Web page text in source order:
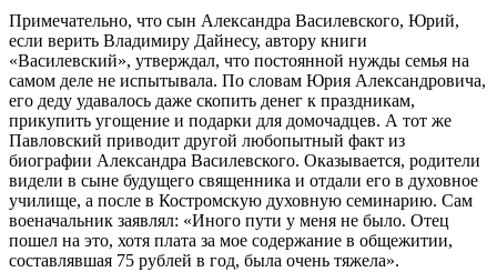
Примечательно, что сын Александра Василевского, Юрий,
если верить Владимиру Дайнесу, автору книги
«Василевский», утверждал, что постоянной нужды семья на
самом деле не испытывала. По словам Юрия Александровича,
его деду удавалось даже скопить денег к праздникам,
прикупить угощение и подарки для домочадцев. А тот же
Павловский приводит другой любопытный факт из
биографии Александра Василевского. Оказывается, родители
видели в сыне будущего священника и отдали его в духовное
училище, а после в Костромскую духовную семинарию. Сам
военачальник заявлял: «Иного пути у меня не было. Отец
пошел на это, хотя плата за мое содержание в общежитии,
составлявшая 75 рублей в год, была очень тяжела».